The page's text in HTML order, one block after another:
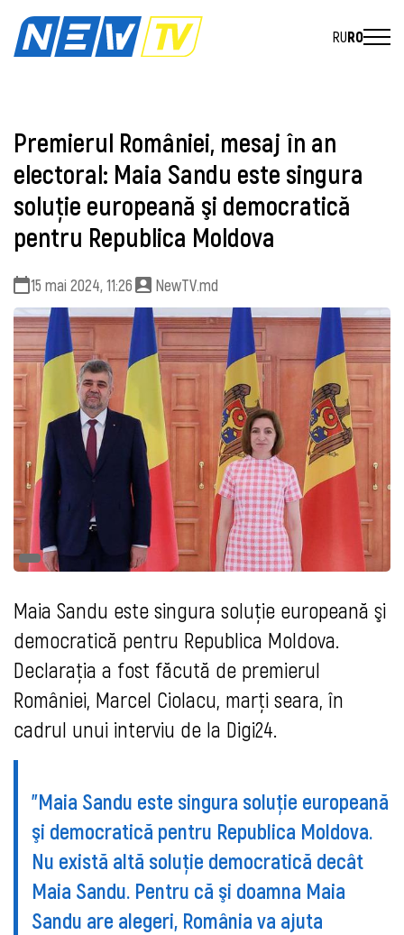
RURO
Premierul României, mesaj în an
electoral: Maia Sandu este singura
soluţie europeană şi democratică
pentru Republica Moldova
15 mai 2024, 11:26 NewTV.md
Maia Sandu este singura soluţie europeană şi
democratică pentru Republica Moldova.
Declarația a fost făcută de premierul
României, Marcel Ciolacu, marți seara, în
cadrul unui interviu de la Digi24.
"Maia Sandu este singura soluţie europeană
şi democratică pentru Republica Moldova.
Nu există altă soluţie democratică decât
Maia Sandu. Pentru că şi doamna Maia
Sandu are alegeri, România va ajuta